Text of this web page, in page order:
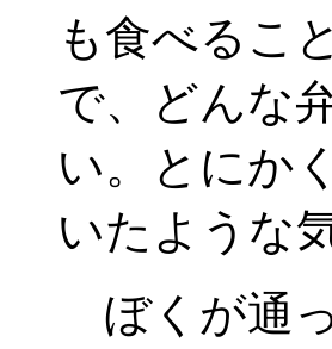
も食べるこ
で、どんな
い。とにか
いたような
ぼくが通